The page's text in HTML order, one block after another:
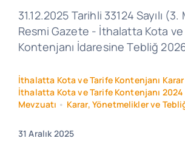
31.12.2025 Tarihli 33124 Sayılı
Resmi Gazete - İthalatta Kota
Kontenjanı İdaresine Tebliğ
İthalatta Kota ve Tarife Kontenjanı
İthalatta Kota ve Tarife Kontenjanı 2024
Mevzuatı • Karar, Yönetmelikler ve
31 Aralık 2025